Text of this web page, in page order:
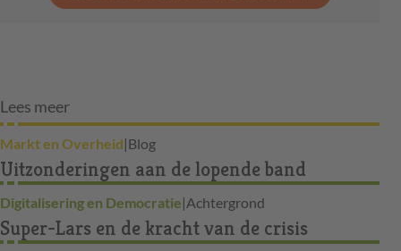
Lees meer
Markt en Overheid|Blog
Uitzonderingen aan de lopende band
Digitalisering en Democratie|Achtergrond
Super-Lars en de kracht van de crisis